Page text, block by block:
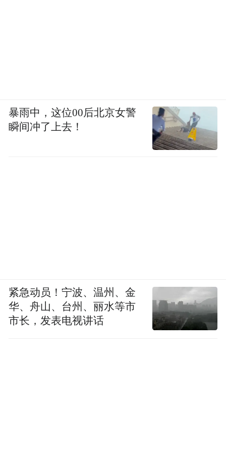
暴雨中，这位00后北京女警
瞬间冲了上去！
紧急动员！宁波、温州、金
华、舟山、台州、丽水等市
市长，发表电视讲话